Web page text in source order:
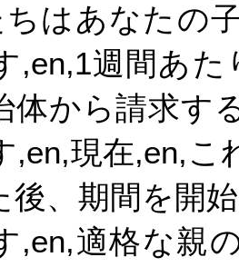
はあなたの
,en,1週間あ
体から請求す
,en,現在,en,
後、期間を開
,en,適格な親